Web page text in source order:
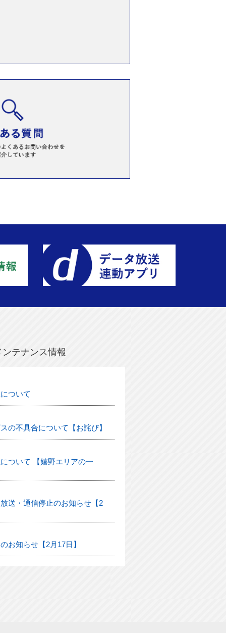
テナンス情報
ついて
の不具合について【お詫び】
ついて 【嬉野エリアの一
送・通信停止のお知らせ【2
お知らせ【2月17日】